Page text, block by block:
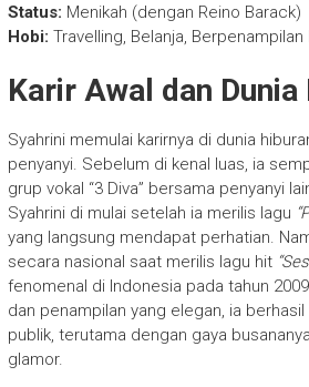
Status: Menikah (dengan Reino Barack)
Hobi: Travelling, Belanja, Berpenampilan
Karir Awal dan
Syahrini memulai karirnya di dunia
penyanyi. Sebelum di kenal luas, ia
grup vokal “3 Diva” bersama penyanyi
Syahrini di mulai setelah ia merilis lagu
yang langsung mendapat perhatian.
secara nasional saat merilis lagu hit
fenomenal di Indonesia pada tahun
dan penampilan yang elegan, ia
publik, terutama dengan gaya
glamor.